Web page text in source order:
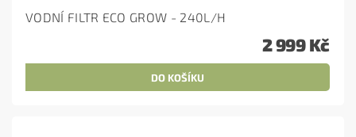
VODNÍ FILTR ECO GROW - 240L/H
2 999 Kč